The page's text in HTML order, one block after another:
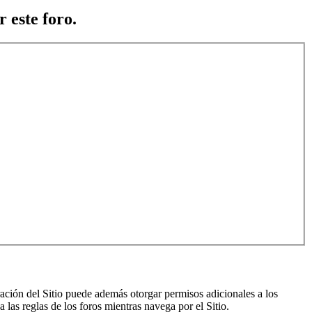
este foro.
del Sitio puede además otorgar permisos adicionales a los
las reglas de los foros mientras navega por el Sitio.